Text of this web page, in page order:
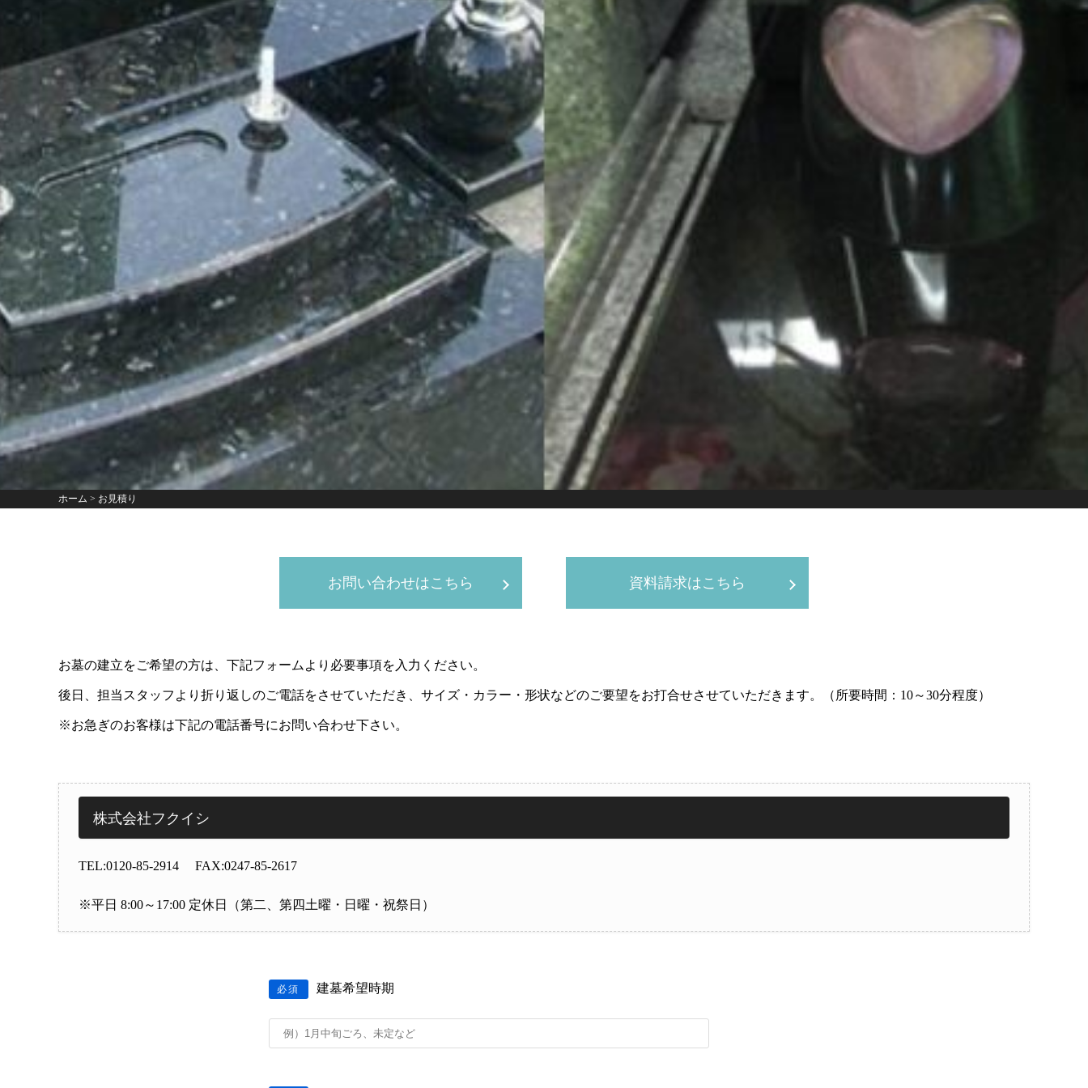
ホーム > お見積り
お問い合わせはこちら 資料請求はこちら
お墓の建立をご希望の方は、下記フォームより必要事項を入力ください。
後日、担当スタッフより折り返しのご電話をさせていただき、サイズ・カラー・形状などのご要望をお打合せさせていただきます。（所要時間：10～30分程度）
※お急ぎのお客様は下記の電話番号にお問い合わせ下さい。
株式会社フクイシ
TEL:0120-85-2914 FAX:0247-85-2617
※平日 8:00～17:00 定休日（第二、第四土曜・日曜・祝祭日）
必須 建墓希望時期